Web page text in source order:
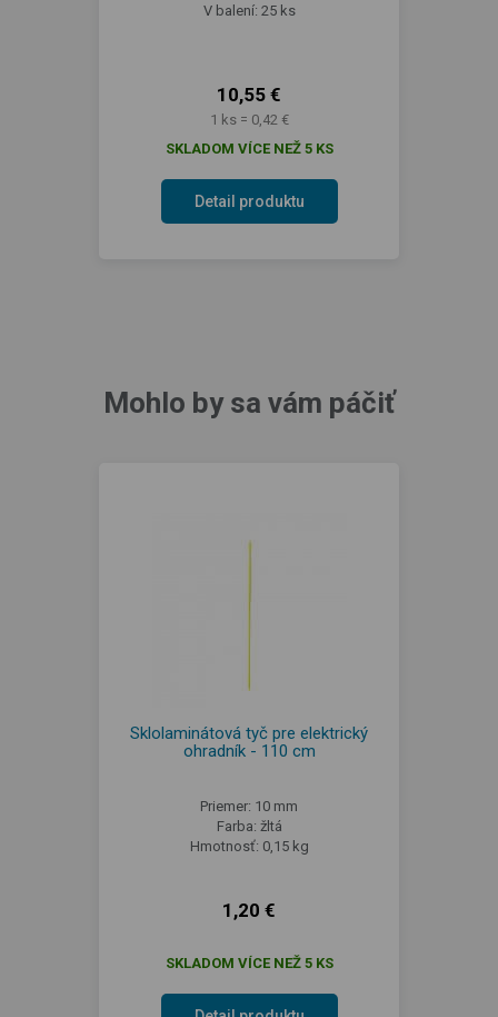
V balení: 25 ks
10,55 €
1 ks = 0,42 €
SKLADOM VÍCE NEŽ 5 KS
Detail produktu
Mohlo by sa vám páčiť
Sklolaminátová tyč pre elektrický
ohradník - 110 cm
Priemer: 10 mm
Farba: žltá
Hmotnosť: 0,15 kg
1,20 €
SKLADOM VÍCE NEŽ 5 KS